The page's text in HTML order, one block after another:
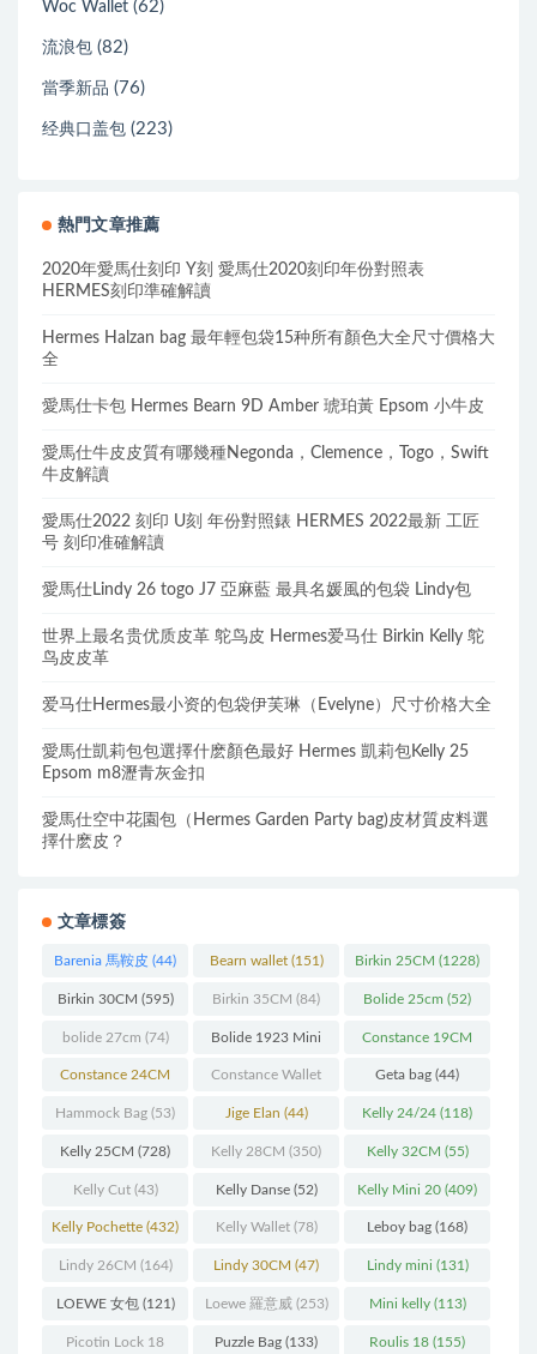
Woc Wallet (62)
流浪包 (82)
當季新品 (76)
经典口盖包 (223)
熱門文章推薦
2020年愛馬仕刻印 Y刻 愛馬仕2020刻印年份對照表
HERMES刻印準確解讀
Hermes Halzan bag 最年輕包袋15种所有顏色大全尺寸價格大
全
愛馬仕卡包 Hermes Bearn 9D Amber 琥珀黃 Epsom 小牛皮
愛馬仕牛皮皮質有哪幾種Negonda，Clemence，Togo，Swift
牛皮解讀
愛馬仕2022 刻印 U刻 年份對照錶 HERMES 2022最新 工匠
号 刻印准確解讀
愛馬仕Lindy 26 togo J7 亞麻藍 最具名媛風的包袋 Lindy包
世界上最名贵优质皮革 鸵鸟皮 Hermes爱马仕 Birkin Kelly 鸵
鸟皮皮革
爱马仕Hermes最小资的包袋伊芙琳（Evelyne）尺寸价格大全
愛馬仕凱莉包包選擇什麽顏色最好 Hermes 凱莉包Kelly 25
Epsom m8瀝青灰金扣
愛馬仕空中花園包（Hermes Garden Party bag)皮材質皮料選
擇什麽皮？
文章標簽
Barenia 馬鞍皮 (44) Bearn wallet(151) Birkin 25CM (1228)
Birkin 30CM (595) Birkin 35CM (84) Bolide 25cm (52)
bolide 27cm (74) Bolide 1923 Mini
(93)
Constance 19CM
(571)
Constance 24CM
(216)
Constance Wallet
(60)
Geta bag (44)
Hammock Bag (53) Jige Elan (44) Kelly 24/24 (118)
Kelly 25CM (728) Kelly 28CM (350) Kelly 32CM (55)
Kelly Cut(43) Kelly Danse(52) Kelly Mini 20 (409)
Kelly Pochette (432) Kelly Wallet(78) Leboy bag (168)
Lindy 26CM (164) Lindy 30CM (47) Lindy mini (131)
LOEWE 女包(121) Loewe 羅意威(253) Mini kelly(113)
Picotin Lock 18 Puzzle Bag (133) Roulis 18 (155)